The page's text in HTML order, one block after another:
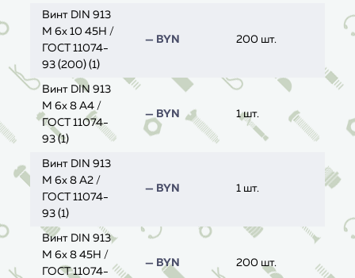
Винт DIN 913
M 6x 10 45H /
ГОСТ 11074-
93 (200) (1)
— BYN 200 шт.
Винт DIN 913
M 6x 8 A4 /
ГОСТ 11074-
93 (1)
— BYN 1 шт.
Винт DIN 913
M 6x 8 A2 /
ГОСТ 11074-
93 (1)
— BYN 1 шт.
Винт DIN 913
M 6x 8 45H /
ГОСТ 11074-
— BYN 200 шт.